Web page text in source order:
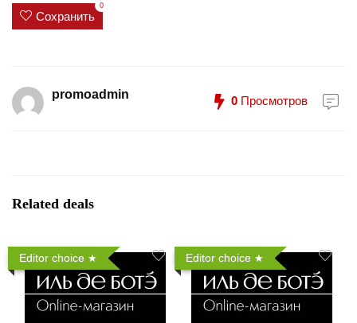
Сохранить
0
promoadmin 0 Просмотров
Related deals
Editor choice Editor choice